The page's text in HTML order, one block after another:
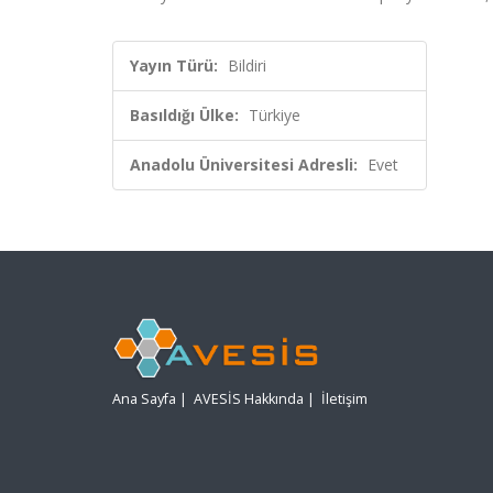
Yayın Türü: Bildiri
Basıldığı Ülke: Türkiye
Anadolu Üniversitesi Adresli: Evet
Ana Sayfa | AVESİS Hakkında | İletişim